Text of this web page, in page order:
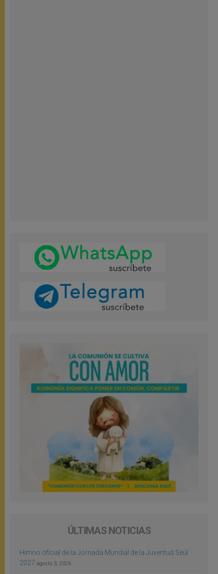
ÚLTIMAS NOTICIAS
Himno oficial de la Jornada Mundial de la Juventud Seúl
2027 agosto 3, 2026